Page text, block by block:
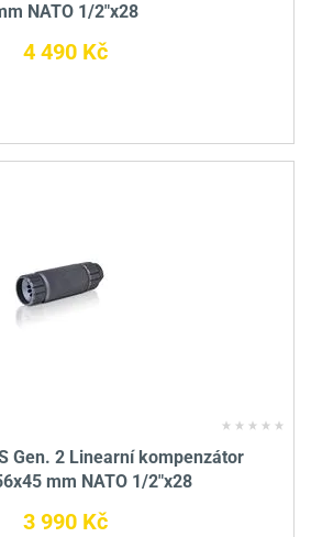
NATO 1/2"x28
4 490 Kč
Gen. 2 Linearní kompenzátor
mm NATO 1/2"x28
3 990 Kč